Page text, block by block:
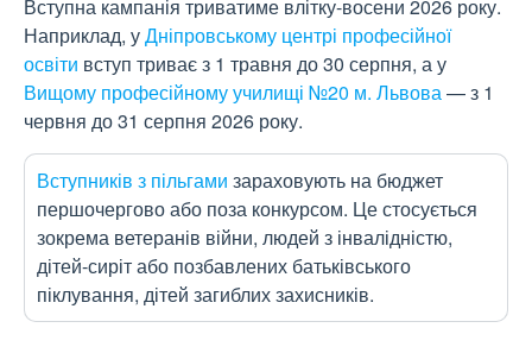
Вступна кампанія триватиме влітку-восени 2026 року.
Наприклад, уДніпровському центрі професійної
освіти вступ триває з 1 травня до 30 серпня, а у
Вищому професійному училищі №20 м. Львова— з 1
червня до 31 серпня 2026 року.
Вступників з пільгами зараховують на бюджет
першочергово або поза конкурсом. Це стосується
зокрема ветеранів війни, людей з інвалідністю,
дітей-сиріт або позбавлених батьківського
піклування, дітей загиблих захисників.